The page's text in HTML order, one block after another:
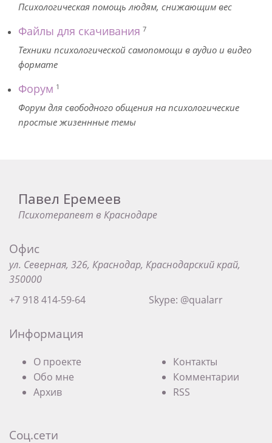
Психологическая помощь людям, снижающим вес
Файлы для скачивания 7
Техники психологической самопомощи в аудио и видео
формате
Форум 1
Форум для свободного общения на психологические
простые жизеннные темы
Павел Еремеев
Психотерапевт в Краснодаре
Офис
ул. Северная, 326, Краснодар, Краснодарский край,
350000
+7 918 414-59-64
Skype: @qualarr
Информация
О проекте
Обо мне
Архив
Контакты
Комментарии
RSS
Соц.сети